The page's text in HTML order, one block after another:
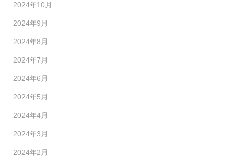
2024年10月
2024年9月
2024年8月
2024年7月
2024年6月
2024年5月
2024年4月
2024年3月
2024年2月